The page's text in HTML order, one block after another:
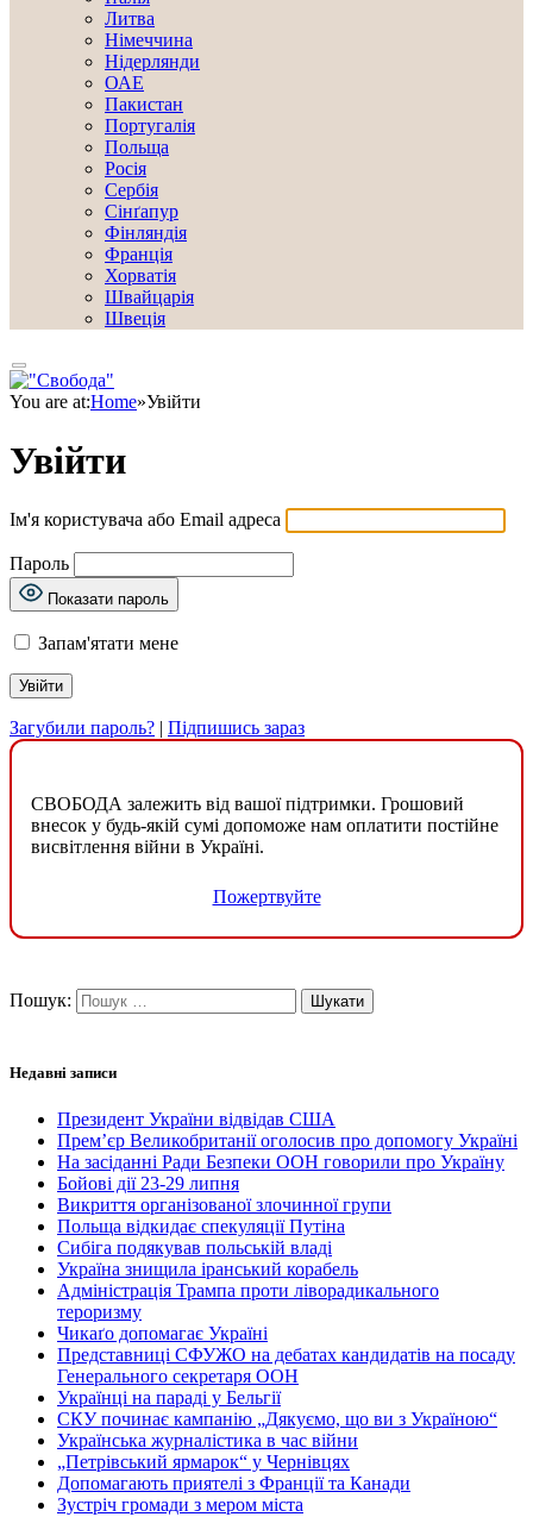
Литва
Німеччина
Нідерлянди
ОАЕ
Пакистан
Португалія
Польща
Росія
Сербія
Сінґапур
Фінляндія
Франція
Хорватія
Швайцарія
Швеція
You are at:Home»Увійти
Увійти
Ім'я користувача або Email адреса
Пароль
Показати пароль
Запам'ятати мене
Загубили пароль? | Підпишись зараз
СВОБОДА залежить від вашої підтримки. Грошовий
внесок у будь-якій сумі допоможе нам оплатити постійне
висвітлення війни в Україні.
Пожертвуйте
Пошук:
Недавні записи
Президент України відвідав США
Прем’єр Великобританії оголосив про допомогу Україні
На засіданні Ради Безпеки ООН говорили про Україну
Бойові дії 23-29 липня
Викриття організованої злочинної групи
Польща відкидає спекуляції Путіна
Сибіга подякував польській владі
Україна знищила іранський корабель
Адміністрація Трампа проти ліворадикального
тероризму
Чикаґо допомагає Україні
Представниці СФУЖО на дебатах кандидатів на посаду
Генерального секретаря ООН
Українці на параді у Бельгії
СКУ починає кампанію „Дякуємо, що ви з Україною“
Українська журналістика в час війни
„Петрівський ярмарок“ у Чернівцях
Допомагають приятелі з Франції та Канади
Зустріч громади з мером міста